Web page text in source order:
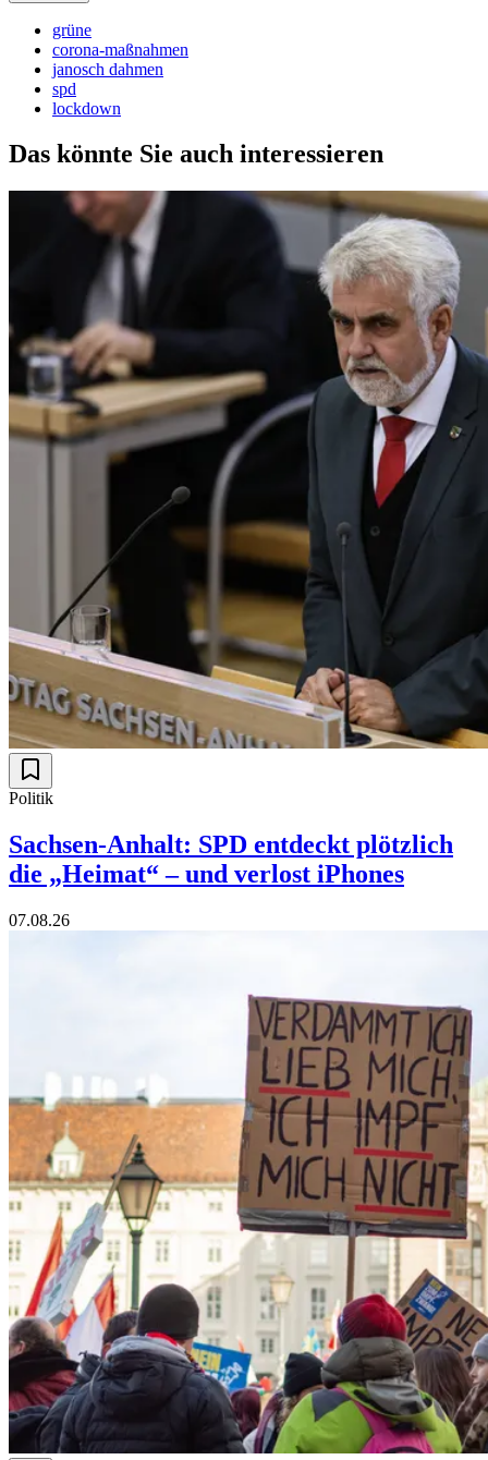
grüne
corona-maßnahmen
janosch dahmen
spd
lockdown
Das könnte Sie auch interessieren
Politik
Sachsen-Anhalt: SPD entdeckt plötzlich
die „Heimat“ – und verlost iPhones
07.08.26